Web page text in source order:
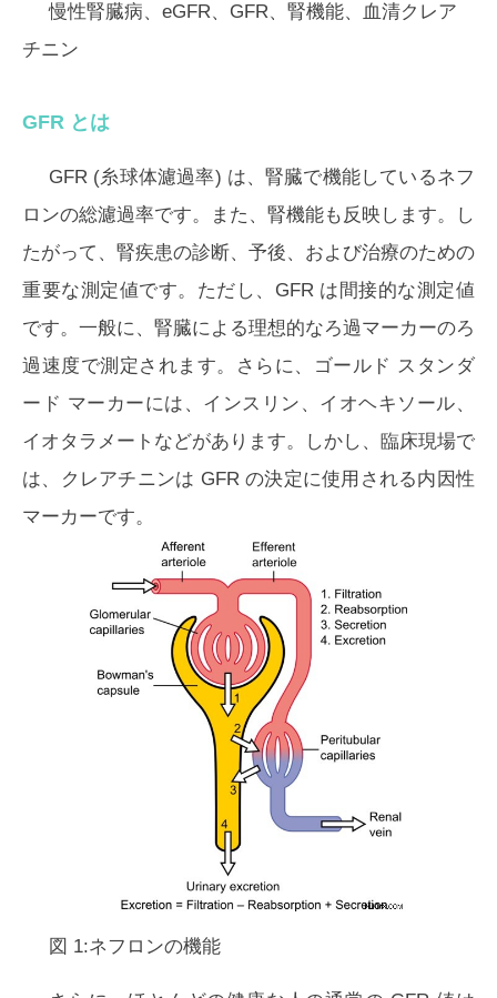
慢性腎臓病、eGFR、GFR、腎機能、血清クレア
チニン
GFR とは
GFR (糸球体濾過率) は、腎臓で機能しているネフ
ロンの総濾過率です。また、腎機能も反映します。し
たがって、腎疾患の診断、予後、および治療のための
重要な測定値です。ただし、GFR は間接的な測定値
です。一般に、腎臓による理想的なろ過マーカーのろ
過速度で測定されます。さらに、ゴールド スタンダ
ード マーカーには、インスリン、イオヘキソール、
イオタラメートなどがあります。しかし、臨床現場で
は、クレアチニンは GFR の決定に使用される内因性
マーカーです。
図 1:ネフロンの機能